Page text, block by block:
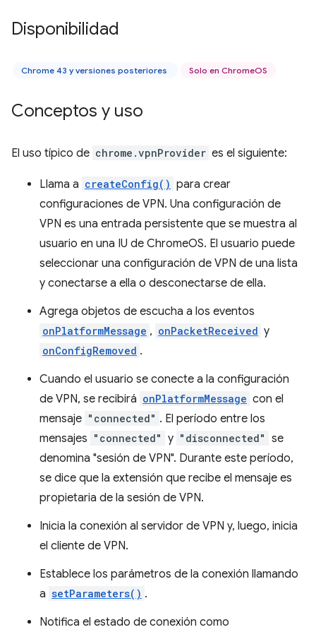
Disponibilidad
Chrome 43 y versiones posteriores Solo en ChromeOS
Conceptos y uso
El uso típico de chrome.vpnProvider es el siguiente:
Llama a createConfig() para crear
configuraciones de VPN. Una configuración de
VPN es una entrada persistente que se muestra al
usuario en una IU de ChromeOS. El usuario puede
seleccionar una configuración de VPN de una lista
y conectarse a ella o desconectarse de ella.
Agrega objetos de escucha a los eventos
onPlatformMessage , onPacketReceived y
onConfigRemoved .
Cuando el usuario se conecte a la configuración
de VPN, se recibirá onPlatformMessage con el
mensaje "connected" . El período entre los
mensajes "connected" y "disconnected" se
denomina "sesión de VPN". Durante este período,
se dice que la extensión que recibe el mensaje es
propietaria de la sesión de VPN.
Inicia la conexión al servidor de VPN y, luego, inicia
el cliente de VPN.
Establece los parámetros de la conexión llamando
a setParameters() .
Notifica el estado de conexión como